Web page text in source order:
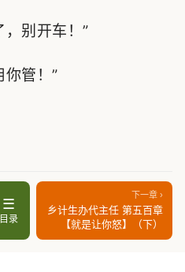
别开车！”
管！”
☰
目录
下一章 ›
乡计生办代主任 第五百章
【就是让你怒】（下）